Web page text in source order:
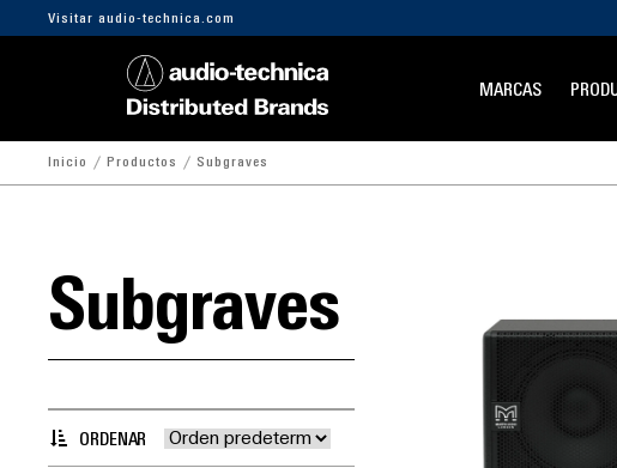
Visitar audio-technica.com
MARCAS
Inicio Productos Subgraves
Subgraves
ORDENAR